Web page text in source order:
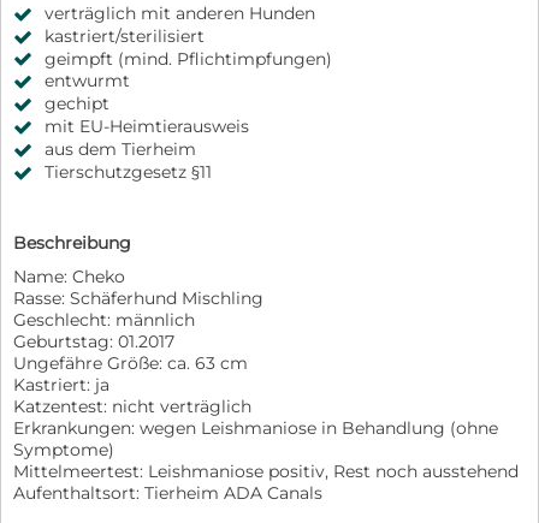
verträglich mit anderen Hunden
kastriert/sterilisiert
geimpft (mind. Pflichtimpfungen)
entwurmt
gechipt
mit EU-Heimtierausweis
aus dem Tierheim
Tierschutzgesetz §11
Beschreibung
Name: Cheko
Rasse: Schäferhund Mischling
Geschlecht: männlich
Geburtstag: 01.2017
Ungefähre Größe: ca. 63 cm
Kastriert: ja
Katzentest: nicht verträglich
Erkrankungen: wegen Leishmaniose in Behandlung (ohne
Symptome)
Mittelmeertest: Leishmaniose positiv, Rest noch ausstehend
Aufenthaltsort: Tierheim ADA Canals